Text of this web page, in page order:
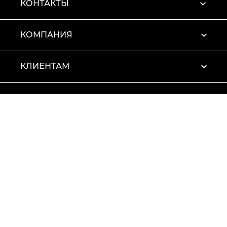
КОНТАКТЫ
КОМПАНИЯ
КЛИЕНТАМ